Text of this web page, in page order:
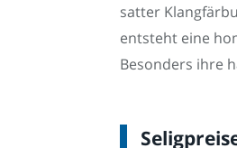
satter
entsteht eine
Besonders ihre